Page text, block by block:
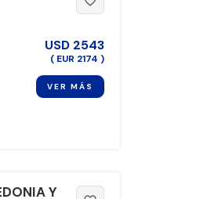
USD 2543
( EUR 2174 )
VER MÁS
Y